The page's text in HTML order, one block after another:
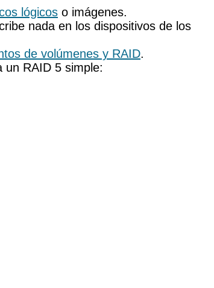
lógicos o imágenes.
nada en los dispositivos de los
de volúmenes y RAID.
un RAID 5 simple: